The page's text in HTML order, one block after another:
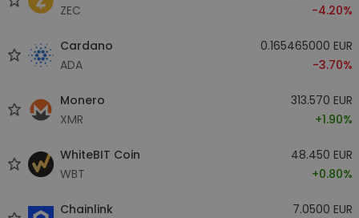
ZEC
-4.20%
Cardano
ADA
0.165465000 EUR
-3.70%
Monero
XMR
313.570 EUR
+1.90%
WhiteBIT Coin
WBT
48.450 EUR
+0.80%
Chainlink
7.0500 EUR